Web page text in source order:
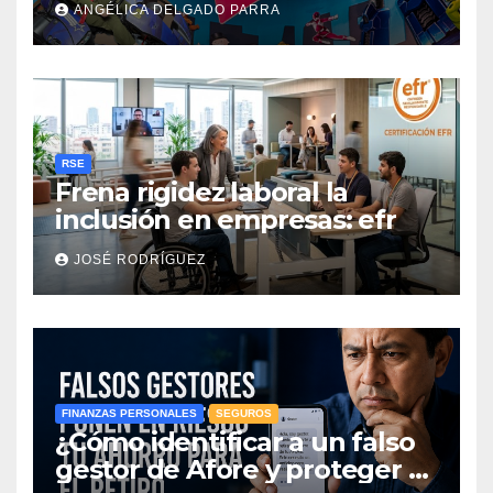
ANGÉLICA DELGADO PARRA
RSE
Frena rigidez laboral la
inclusión en empresas: efr
JOSÉ RODRÍGUEZ
FINANZAS PERSONALES SEGUROS
¿Cómo identificar a un falso
gestor de Afore y proteger el